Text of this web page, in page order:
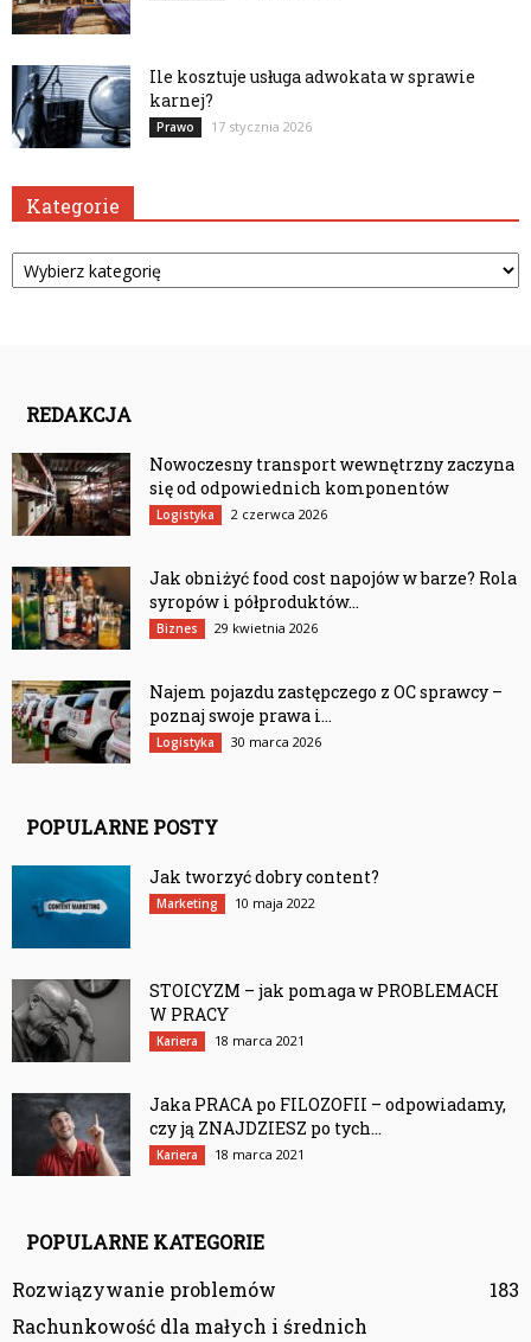
Ile kosztuje usługa adwokata w sprawie
karnej?
Prawo 17 stycznia 2026
Kategorie
Kategorie
REDAKCJA
Nowoczesny transport wewnętrzny zaczyna
się od odpowiednich komponentów
Logistyka 2 czerwca 2026
Jak obniżyć food cost napojów w barze? Rola
syropów i półproduktów...
Biznes 29 kwietnia 2026
Najem pojazdu zastępczego z OC sprawcy –
poznaj swoje prawa i...
Logistyka 30 marca 2026
POPULARNE POSTY
Jak tworzyć dobry content?
Marketing 10 maja 2022
STOICYZM – jak pomaga w PROBLEMACH
W PRACY
Kariera 18 marca 2021
Jaka PRACA po FILOZOFII – odpowiadamy,
czy ją ZNAJDZIESZ po tych...
Kariera 18 marca 2021
POPULARNE KATEGORIE
Rozwiązywanie problemów
183
Rachunkowość dla małych i średnich